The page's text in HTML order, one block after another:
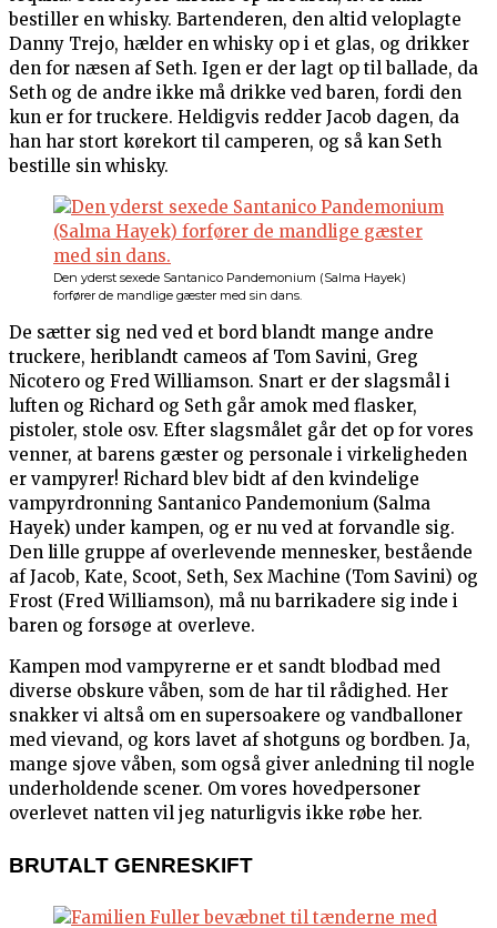
bestiller en whisky. Bartenderen, den altid veloplagte
Danny Trejo, hælder en whisky op i et glas, og drikker
den for næsen af Seth. Igen er der lagt op til ballade, da
Seth og de andre ikke må drikke ved baren, fordi den
kun er for truckere. Heldigvis redder Jacob dagen, da
han har stort kørekort til camperen, og så kan Seth
bestille sin whisky.
Den yderst sexede Santanico Pandemonium (Salma Hayek)
forfører de mandlige gæster med sin dans.
De sætter sig ned ved et bord blandt mange andre
truckere, heriblandt cameos af Tom Savini, Greg
Nicotero og Fred Williamson. Snart er der slagsmål i
luften og Richard og Seth går amok med flasker,
pistoler, stole osv. Efter slagsmålet går det op for vores
venner, at barens gæster og personale i virkeligheden
er vampyrer! Richard blev bidt af den kvindelige
vampyrdronning Santanico Pandemonium (Salma
Hayek) under kampen, og er nu ved at forvandle sig.
Den lille gruppe af overlevende mennesker, bestående
af Jacob, Kate, Scoot, Seth, Sex Machine (Tom Savini) og
Frost (Fred Williamson), må nu barrikadere sig inde i
baren og forsøge at overleve.
Kampen mod vampyrerne er et sandt blodbad med
diverse obskure våben, som de har til rådighed. Her
snakker vi altså om en supersoakere og vandballoner
med vievand, og kors lavet af shotguns og bordben. Ja,
mange sjove våben, som også giver anledning til nogle
underholdende scener. Om vores hovedpersoner
overlevet natten vil jeg naturligvis ikke røbe her.
BRUTALT GENRESKIFT